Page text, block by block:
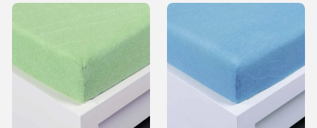
Možnosti
lze
vybrat
na
stránce
produktu
Možnosti
lze
vybrat
na
stránce
produktu